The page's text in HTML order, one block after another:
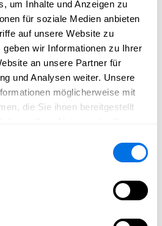
um Inhalte und Anzeigen zu
für soziale Medien anbieten
auf unsere Website zu
wir Informationen zu Ihrer
an unsere Partner für
und Analysen weiter. Unsere
möglicherweise mit
die Sie ihnen bereitgestellt
Geschäftsräume, Ihr Team oder
Sie Ihre Produkte,
oder Ihr Team visuell
Eine gut gepflegte
professionellen Eindruck
die Möglichkeit, Broschüren,
Interessierte sich in Ruhe